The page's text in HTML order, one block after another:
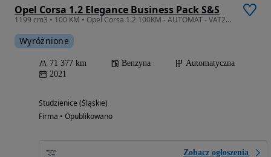
Opel Corsa 1.2 Elegance Business Pack S&S
1199 cm3 • 100 KM • Opel Corsa 1.2 100KM - AUTOMAT - VAT23% - POLSKA
Wyróżnione
71 377 km Benzyna
Automatyczna
2021
Studzienice (Śląskie)
Firma • Opublikowano
Zobacz ogłoszenia